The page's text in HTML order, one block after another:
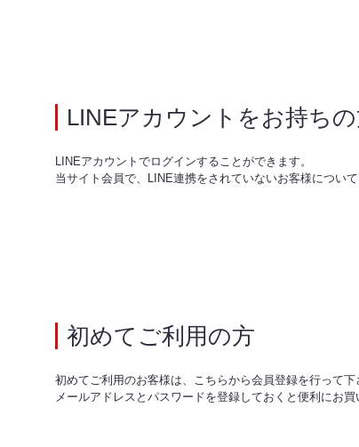
LINEアカウントをお持ち
LINEアカウントでログインすることができます。
当サイト会員で、LINE連携をされていないお客様につい
初めてご利用の方
初めてご利用のお客様は、こちらから会員登録を行って下
メールアドレスとパスワードを登録しておくと便利にお買